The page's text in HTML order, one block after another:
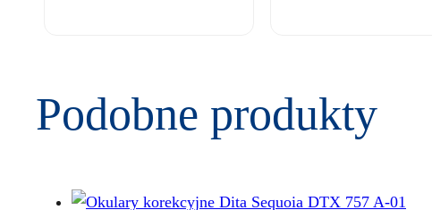
Podobne produkty